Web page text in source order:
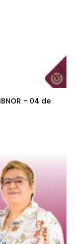
– 04 de